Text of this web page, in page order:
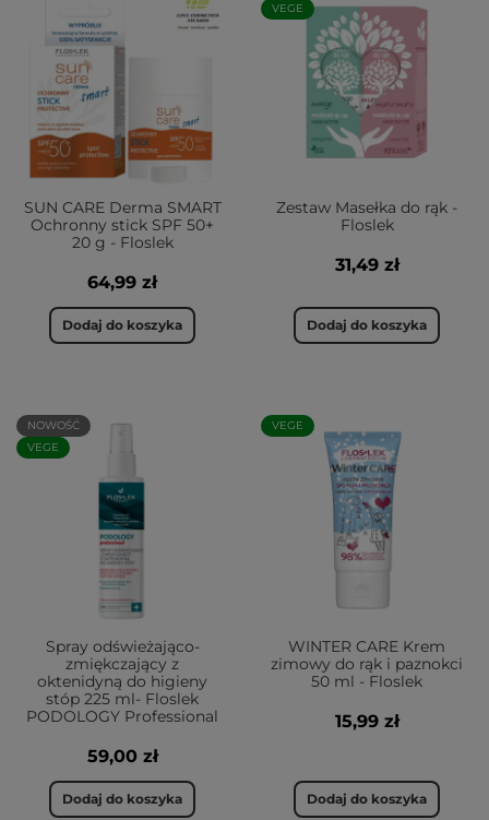
SUN CARE Derma SMART
Ochronny stick SPF 50+
20 g - Floslek
64,99 zł
Dodaj do koszyka
VEGE
Zestaw Masełka do rąk -
Floslek
31,49 zł
Dodaj do koszyka
NOWOŚĆ
VEGE
Spray odświeżająco-
zmiękczający z
oktenidyną do higieny
stóp 225 ml- Floslek
PODOLOGY Professional
59,00 zł
Dodaj do koszyka
VEGE
WINTER CARE Krem
zimowy do rąk i paznokci
50 ml - Floslek
15,99 zł
Dodaj do koszyka